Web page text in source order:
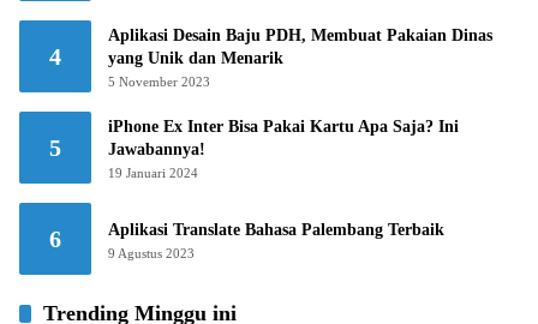
4
Aplikasi Desain Baju PDH, Membuat Pakaian Dinas
yang Unik dan Menarik
5 November 2023
5
iPhone Ex Inter Bisa Pakai Kartu Apa Saja? Ini
Jawabannya!
19 Januari 2024
6 Aplikasi Translate Bahasa Palembang Terbaik
9 Agustus 2023
Trending Minggu ini